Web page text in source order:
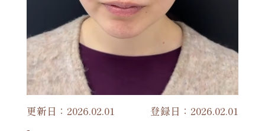
更新日：2026.02.01 登録日：2026.02.01